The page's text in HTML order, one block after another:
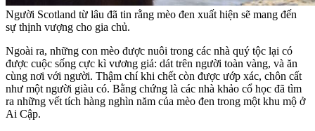
Người Scotland từ lâu đã tin rằng mèo đen xuất hiện sẽ mang đến
sự thịnh vượng cho gia chủ.
Ngoài ra, những con mèo được nuôi trong các nhà quý tộc lại có
được cuộc sống cực kì vương giả: dát trên người toàn vàng, và ăn
cùng nơi với người. Thậm chí khi chết còn được ướp xác, chôn cất
như một người giàu có. Bằng chứng là các nhà khảo cổ học đã tìm
ra những vết tích hàng nghìn năm của mèo đen trong một khu mộ ở
Ai Cập.